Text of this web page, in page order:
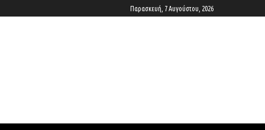
Παρασκευή, 7 Αυγούστου, 2026